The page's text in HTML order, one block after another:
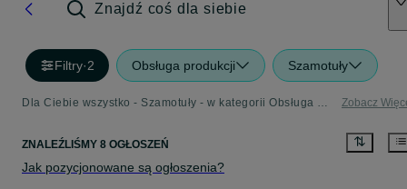
Znajdź coś dla siebie
Filtry·2 Obsługa produkcji Szamotuły
Dla Ciebie wszystko - Szamotuły - w kategorii Obsługa produkcji Zobacz
ZNALEŹLIŚMY 8 OGŁOSZEŃ
Jak pozycjonowane są ogłoszenia?